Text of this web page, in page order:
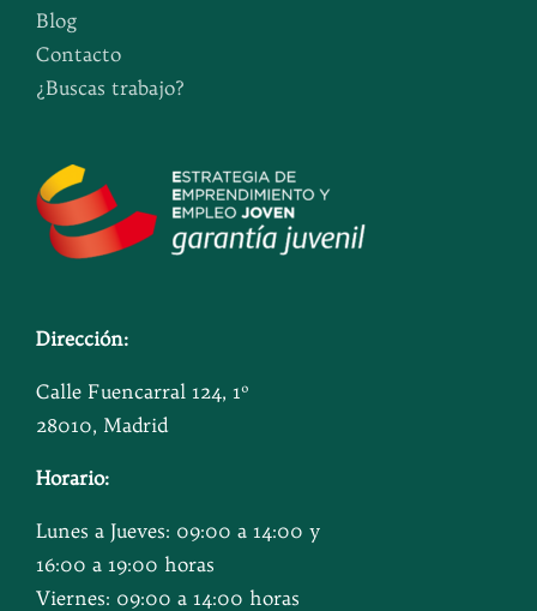
Blog
Contacto
¿Buscas trabajo?
Dirección:
Calle Fuencarral 124, 1º
28010, Madrid
Horario:
Lunes a Jueves: 09:00 a 14:00 y
16:00 a 19:00 horas
Viernes: 09:00 a 14:00 horas